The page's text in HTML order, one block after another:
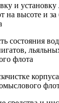
и установку
на высоте и за
состояния
флота